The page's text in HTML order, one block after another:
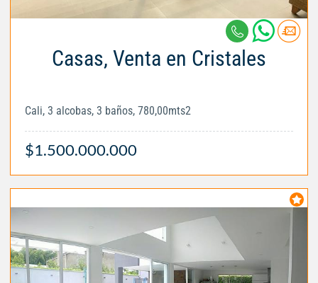
Casas, Venta en Cristales
Cali, 3 alcobas, 3 baños, 780,00mts2
$1.500.000.000